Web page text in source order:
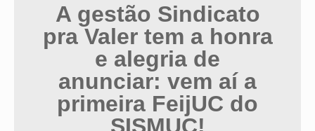
A gestão Sindicato
pra Valer tem a honra
e alegria de
anunciar: vem aí a
primeira FeijUC do
SISMUC!